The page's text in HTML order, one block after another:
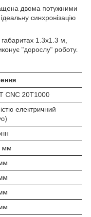
двома потужними
синхронізацію
1.3х1.3 м,
"дорослу" роботу.
CNC 20T1000
електричний
мм